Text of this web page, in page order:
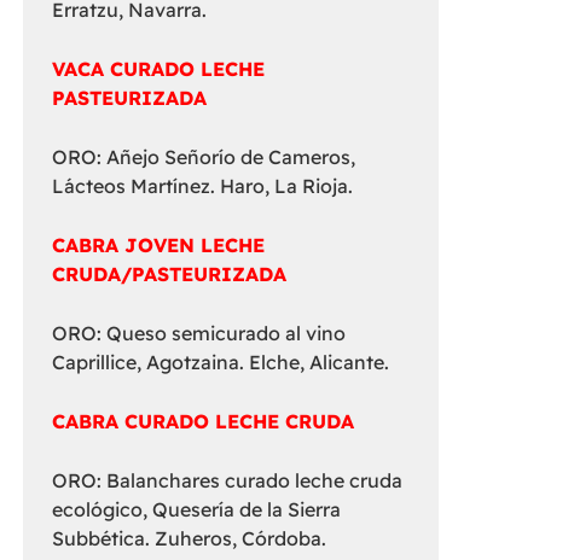
Erratzu, Navarra.
VACA CURADO LECHE
PASTEURIZADA
ORO: Añejo Señorío de Cameros,
Lácteos Martínez. Haro, La Rioja.
CABRA JOVEN LECHE
CRUDA/PASTEURIZADA
ORO: Queso semicurado al vino
Caprillice, Agotzaina. Elche, Alicante.
CABRA CURADO LECHE CRUDA
ORO: Balanchares curado leche cruda
ecológico, Quesería de la Sierra
Subbética. Zuheros, Córdoba.